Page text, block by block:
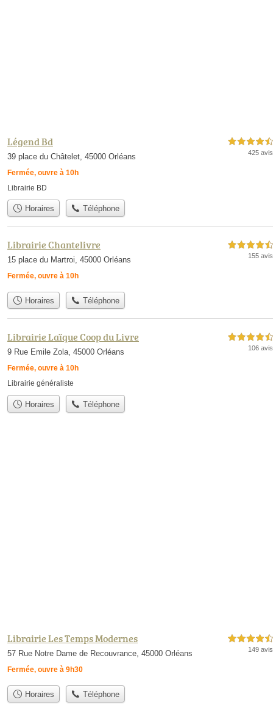
Légend Bd
39 place du Châtelet, 45000 Orléans
Fermée, ouvre à 10h
4,5 étoiles sur 5
425 avis
Librairie BD
Horaires Téléphone
Librairie Chantelivre
15 place du Martroi, 45000 Orléans
Fermée, ouvre à 10h
4,5 étoiles sur 5
155 avis
Horaires Téléphone
Librairie Laïque Coop du Livre
9 Rue Emile Zola, 45000 Orléans
Fermée, ouvre à 10h
4,5 étoiles sur 5
106 avis
Librairie généraliste
Horaires Téléphone
Librairie Les Temps Modernes
57 Rue Notre Dame de Recouvrance, 45000 Orléans
Fermée, ouvre à 9h30
4,5 étoiles sur 5
149 avis
Horaires Téléphone